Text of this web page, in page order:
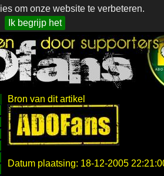
om onze website te verbeteren.
Ik begrijp het
Bron van dit artikel
Datum plaatsing: 18-12-2005